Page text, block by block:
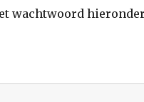
wachtwoord